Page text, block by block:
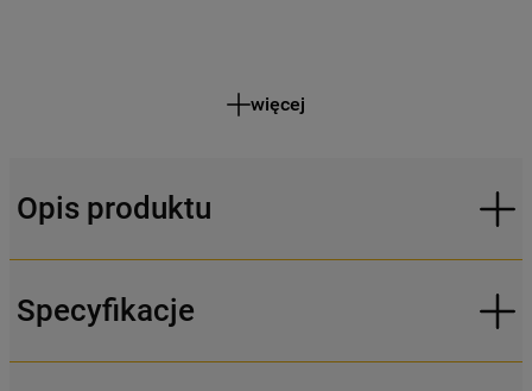
więcej
Opis produktu
Specyfikacje